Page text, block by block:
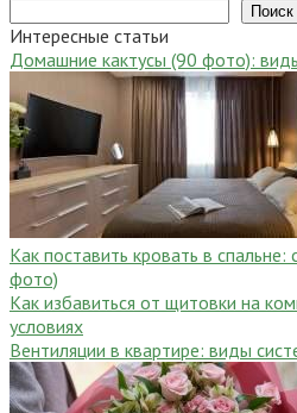
Поиск
Интересные статьи
Домашние кактусы (90 фото):
Как поставить кровать в
фото)
Как избавиться от щитовки на
условиях
Вентиляции в квартире: виды